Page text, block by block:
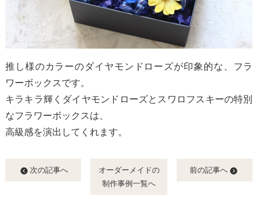
推し様のカラーのダイヤモンドローズが印象的な、フラ
ワーボックスです。
キラキラ輝くダイヤモンドローズとスワロフスキーの特別
なフラワーボックスは、
高級感を演出してくれます。
次の記事へ
オーダーメイドの
制作事例一覧へ
前の記事へ